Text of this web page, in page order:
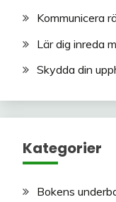
Kommunicera
Lär dig inreda
Skydda din
Kategorier
Bokens